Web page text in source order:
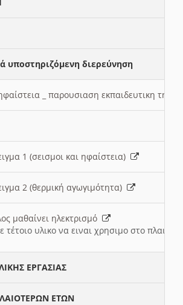
υποστηριζόμενη διερεύνηση
_ παρουσιαση εκπαιδευτικη
1 (σεισμοι και ηφαίστεια)
2 (θερμική αγωγιμότητα)
μαθαίνει ηλεκτρισμό
υλικο να ειναι χρησιμο στο
ΕΡΓΑΣΙΑΣ
ΕΤΩΝ